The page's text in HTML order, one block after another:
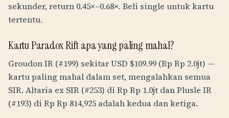
sekunder, return 0.45×–0.68×. Beli single untuk kartu
tertentu.
Kartu Paradox Rift apa yang paling mahal?
Groudon IR (#199) sekitar USD $109.99 (Rp Rp 2.0jt) —
kartu paling mahal dalam set, mengalahkan semua
SIR. Altaria ex SIR (#253) di Rp Rp 1.0jt dan Plusle IR
(#193) di Rp Rp 814,925 adalah kedua dan ketiga.